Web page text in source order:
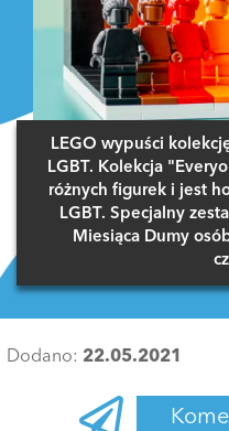
LEGO wypuści
LGBT. Kolekcja
różnych figurek i jest
LGBT. Specjalny
Miesiąca Dumy
Dodano: 22.05.2021